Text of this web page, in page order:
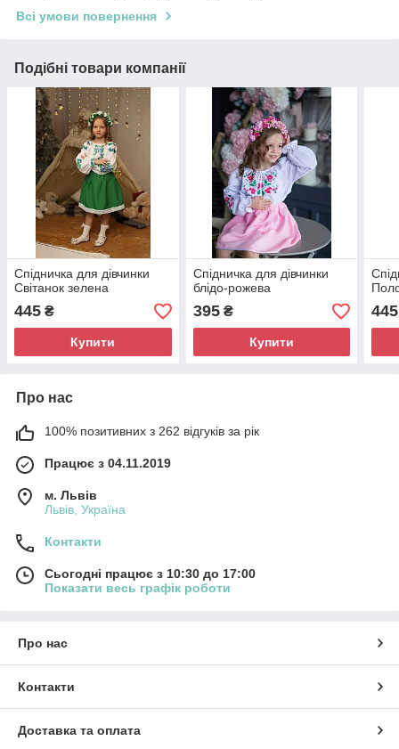
Всі умови повернення
Подібні товари компанії
Спідничка для дівчинки
Світанок зелена
445 ₴
Купити
Спідничка для дівчинки
блідо-рожева
395₴
Купити
445
Про нас
100% позитивних з 262 відгуків за рік
Працює з 04.11.2019
м. Львів
Львів, Україна
Контакти
Сьогодні працює з 10:30 до 17:00
Показати весь графік роботи
Про нас
Контакти
Доставка та оплата